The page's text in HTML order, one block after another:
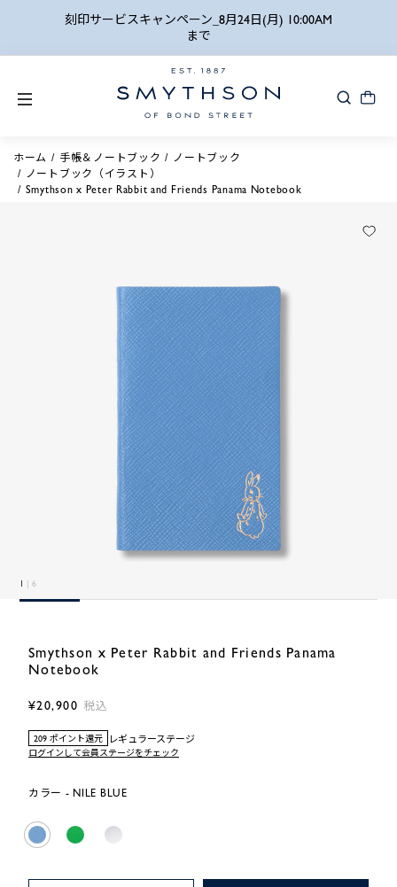
刻印サービスキャンペーン_8月24日(月) 10:00AM
まで
ホーム 手帳＆ノートブック
ノートブック
ノートブック（イラスト）
Smythson x Peter Rabbit and Friends Panama Notebook
1 | 6
Smythson x Peter Rabbit and Friends Panama
Notebook
¥20,900 税込
209 ポイント還元 レギュラーステージ
ログインして会員ステージをチェック
カラー - NILE BLUE